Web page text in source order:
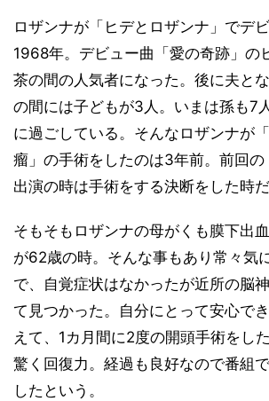
ロザンナが「ヒデとロザンナ」でデ
1968年。デビュー曲「愛の奇跡」の
茶の間の人気者になった。後に夫と
の間には子どもが3人。いまは孫も7
に過ごしている。そんなロザンナが
瘤」の手術をしたのは3年前。前回の
出演の時は手術をする決断をした時だ
そもそもロザンナの母がくも膜下出
が62歳の時。そんな事もあり常々気
で、自覚症状はなかったが近所の脳
て見つかった。自分にとって安心で
えて、1カ月間に2度の開頭手術をし
驚く回復力。経過も良好なので番組
したという。